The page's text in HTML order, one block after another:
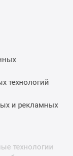
технологий
и рекламных
технологии